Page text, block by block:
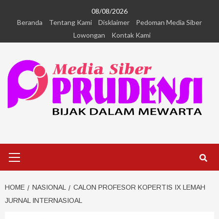
08/08/2026
Beranda
Tentang Kami Disklaimer
Pedoman Media Siber
Lowongan
Kontak Kami
HOME NASIONAL
CALON PROFESOR KOPERTIS IX LEMAH
JURNAL INTERNASIOAL